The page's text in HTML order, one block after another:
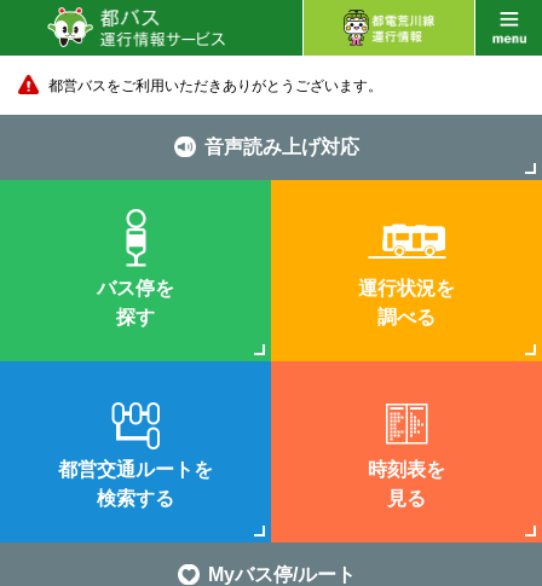
都営バスをご利用いただきありがとうございます。
音声読み上げ対応
バス停を
探す
運行状況を
調べる
都営交通ルートを
検索する
時刻表を
見る
Myバス停/ルート